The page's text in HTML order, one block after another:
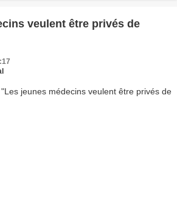
veulent être privés de